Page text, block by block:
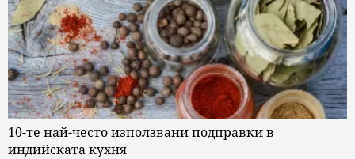
10-те най-често използвани подправки в
индийската кухня